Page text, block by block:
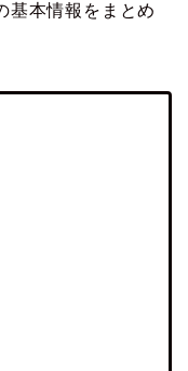
基本情報をまとめ